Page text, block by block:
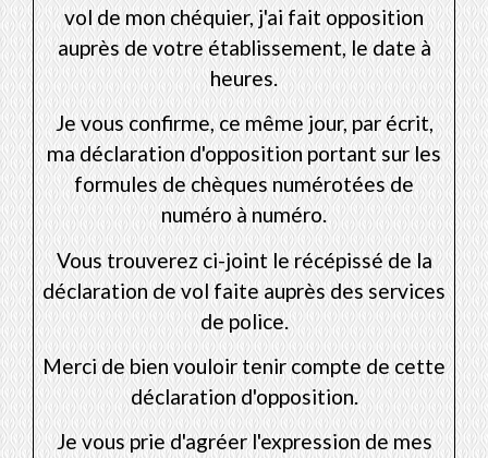
vol de mon chéquier, j'ai fait opposition
auprès de votre établissement, ledateà
heures.
Je vous confirme, ce même jour, par écrit,
ma déclaration d'opposition portant sur les
formules de chèques numérotées de
numéroànuméro.
Vous trouverez ci-joint le récépissé de la
déclaration de vol faite auprès des services
de police.
Merci de bien vouloir tenir compte de cette
déclaration d'opposition.
Je vous prie d'agréer l'expression de mes